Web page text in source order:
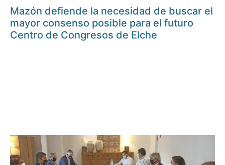
Mazón defiende la necesidad de buscar el
mayor consenso posible para el futuro
Centro de Congresos de Elche